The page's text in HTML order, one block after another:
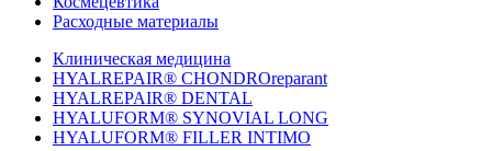
Расходные материалы
Клиническая медицина
HYALREPAIR® CHONDROreparant
HYALREPAIR® DENTAL
HYALUFORM® SYNOVIAL LONG
HYALUFORM® FILLER INTIMO